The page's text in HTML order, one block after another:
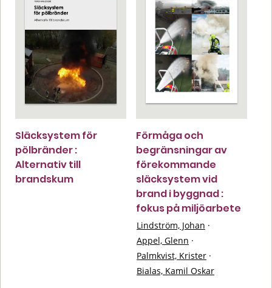
Släcksystem för
pölbränder :
Alternativ till
brandskum
Förmåga och
begränsningar av
förekommande
släcksystem vid
brand i byggnad :
fokus på miljöarbete
Lindström, Johan ·
Appel, Glenn ·
Palmkvist, Krister ·
Bialas, Kamil Oskar